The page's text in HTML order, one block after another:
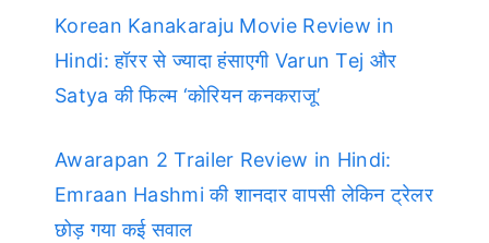
Korean Kanakaraju Movie Review in
Hindi: हॉरर से ज्यादा हंसाएगी Varun Tej और
Satya की फिल्म ‘कोरियन कनकराजू’
Awarapan 2 Trailer Review in Hindi:
Emraan Hashmi की शानदार वापसी लेकिन ट्रेलर
छोड़ गया कई सवाल